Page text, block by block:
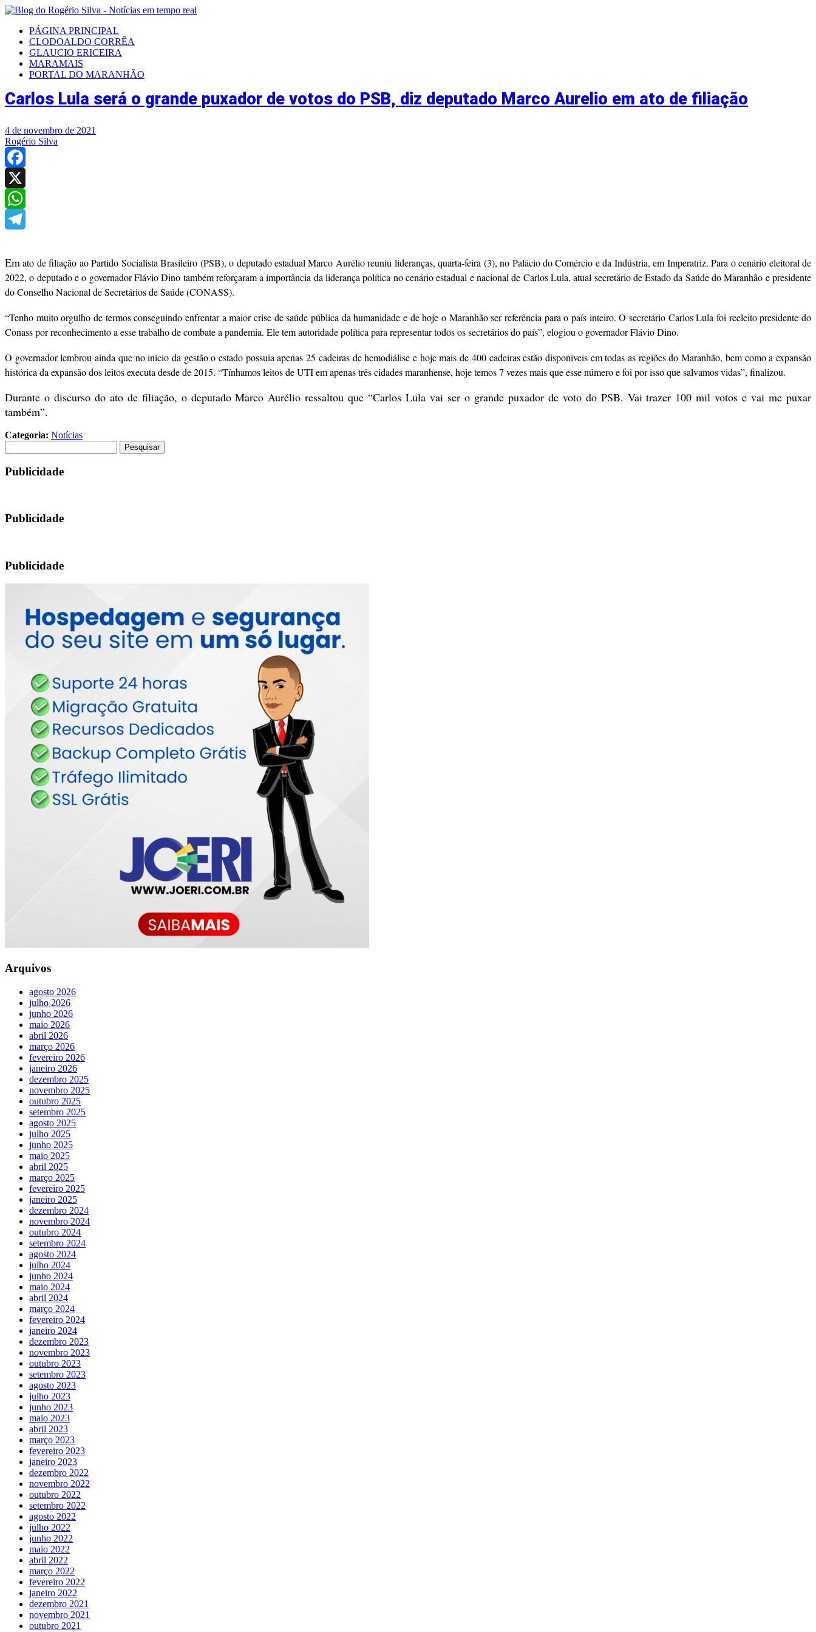
PÁGINA PRINCIPAL
CLODOALDO CORRÊA
GLAUCIO ERICEIRA
MARAMAIS
PORTAL DO MARANHÃO
Carlos Lula será o grande puxador de votos do PSB, diz deputado Marco Aurelio em ato de filiação
4 de novembro de 2021
Rogério Silva
Facebook
X
WhatsApp
Emato de filiação ao Partido Socialista Brasileiro (PSB), o deputado estadual Marco Aurélio reuniu lideranças, quarta-feira (3), no Palácio do Comércio e da Indústria, em Imperatriz. Para o cenário eleitoral de
2022, o deputado e o governador Flávio Dino também reforçaram a importância da liderança política no cenário estadual e nacional de Carlos Lula, atual secretário de Estado da Saúde do Maranhão e presidente
do Conselho Nacional de Secretários de Saúde (CONASS).
“Tenho muito orgulho de termos conseguindo enfrentar a maior crise de saúde pública da humanidade e de hoje o Maranhão ser referência para o país inteiro. O secretário Carlos Lula foi reeleito presidente do
Conass por reconhecimento a esse trabalho de combate a pandemia. Ele tem autoridade política para representar todos os secretários do país”, elogiou o governador Flávio Dino.
O governador lembrou ainda que no início da gestão o estado possuía apenas 25 cadeiras de hemodiálise e hoje mais de 400 cadeiras estão disponíveis em todas as regiões do Maranhão, bem como a expansão
histórica da expansão dos leitos executa desde de 2015. “Tínhamos leitos de UTI em apenas três cidades maranhense, hoje temos 7 vezes mais que esse número e foi por isso que salvamos vidas”, finalizou.
Durante o discurso do ato de filiação, o deputado Marco Aurélio ressaltou que “Carlos Lula vai ser o grande puxador de voto do PSB. Vai trazer 100 mil votos e vai me puxar
também”.
Categoria: Notícias
por:
Publicidade
Publicidade
Publicidade
Arquivos
agosto 2026
julho 2026
junho 2026
maio 2026
abril 2026
março 2026
fevereiro 2026
janeiro 2026
dezembro 2025
novembro 2025
outubro 2025
setembro 2025
agosto 2025
julho 2025
junho 2025
maio 2025
abril 2025
março 2025
fevereiro 2025
janeiro 2025
dezembro 2024
novembro 2024
outubro 2024
setembro 2024
agosto 2024
julho 2024
junho 2024
maio 2024
abril 2024
março 2024
fevereiro 2024
janeiro 2024
dezembro 2023
novembro 2023
outubro 2023
setembro 2023
agosto 2023
julho 2023
junho 2023
maio 2023
abril 2023
março 2023
fevereiro 2023
janeiro 2023
dezembro 2022
novembro 2022
outubro 2022
setembro 2022
agosto 2022
julho 2022
junho 2022
maio 2022
abril 2022
março 2022
fevereiro 2022
janeiro 2022
dezembro 2021
novembro 2021
outubro 2021